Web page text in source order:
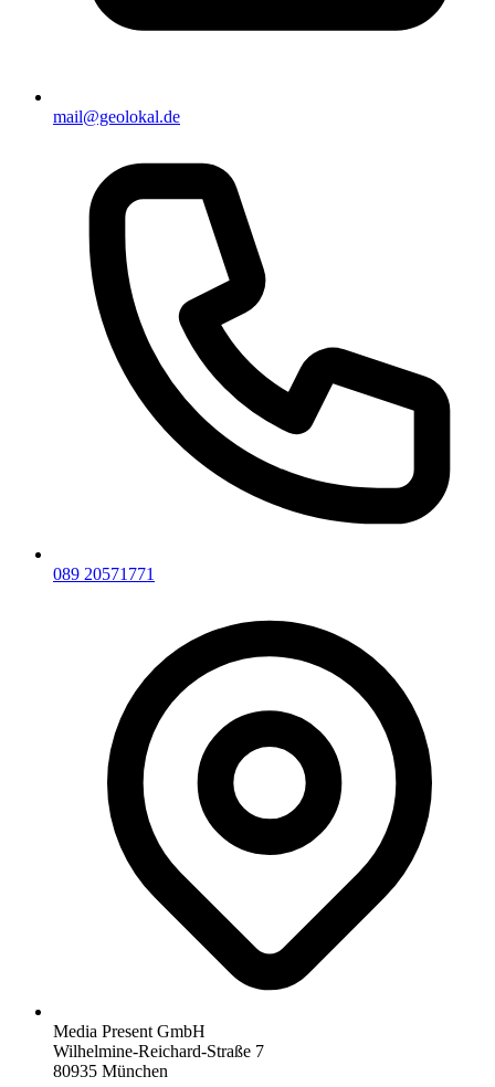
mail@geolokal.de
089 20571771
Media Present GmbH
Wilhelmine-Reichard-Straße 7
80935 München